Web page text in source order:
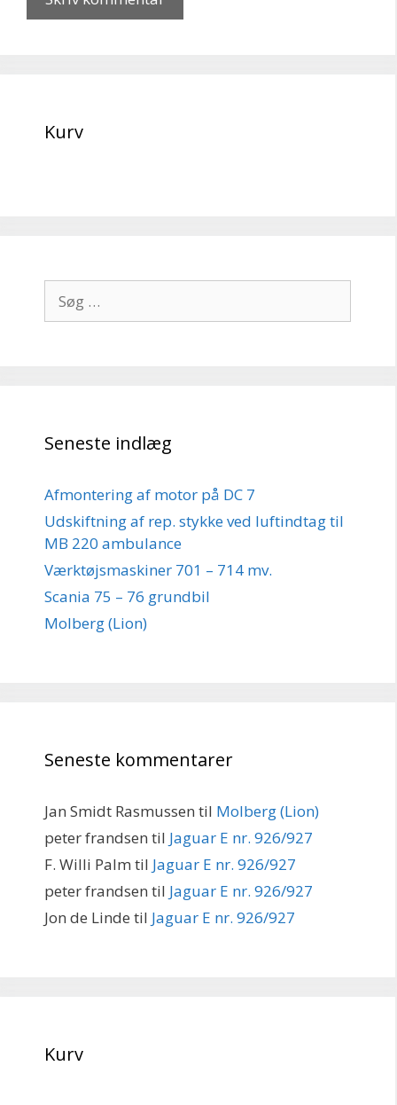
Kurv
efter:
Seneste indlæg
Afmontering af motor på DC 7
Udskiftning af rep. stykke ved luftindtag til
MB 220 ambulance
Værktøjsmaskiner 701 – 714 mv.
Scania 75 – 76 grundbil
Molberg (Lion)
Seneste kommentarer
Jan Smidt Rasmussen til Molberg (Lion)
peter frandsen til Jaguar E nr. 926/927
F. Willi Palm til Jaguar E nr. 926/927
peter frandsen til Jaguar E nr. 926/927
Jon de Linde til Jaguar E nr. 926/927
Kurv